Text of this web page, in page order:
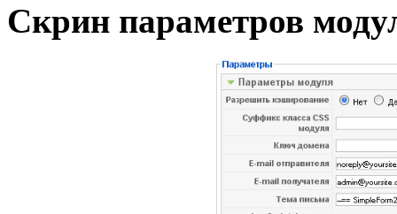
Скрин параметров